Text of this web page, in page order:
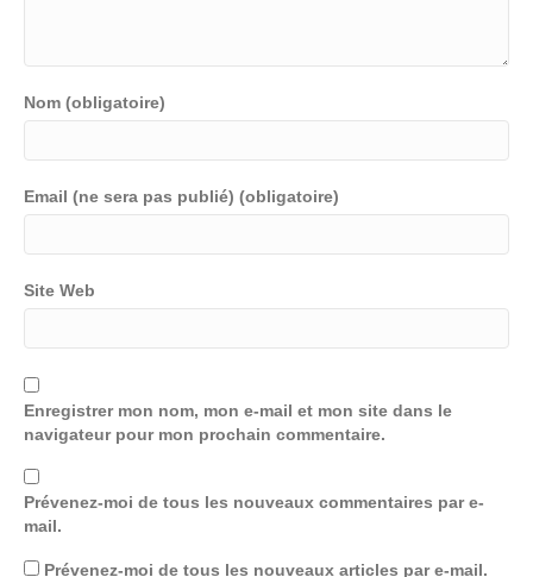
Nom (obligatoire)
Email (ne sera pas publié) (obligatoire)
Site Web
Enregistrer mon nom, mon e-mail et mon site dans le
navigateur pour mon prochain commentaire.
Prévenez-moi de tous les nouveaux commentaires par e-
mail.
Prévenez-moi de tous les nouveaux articles par e-mail.